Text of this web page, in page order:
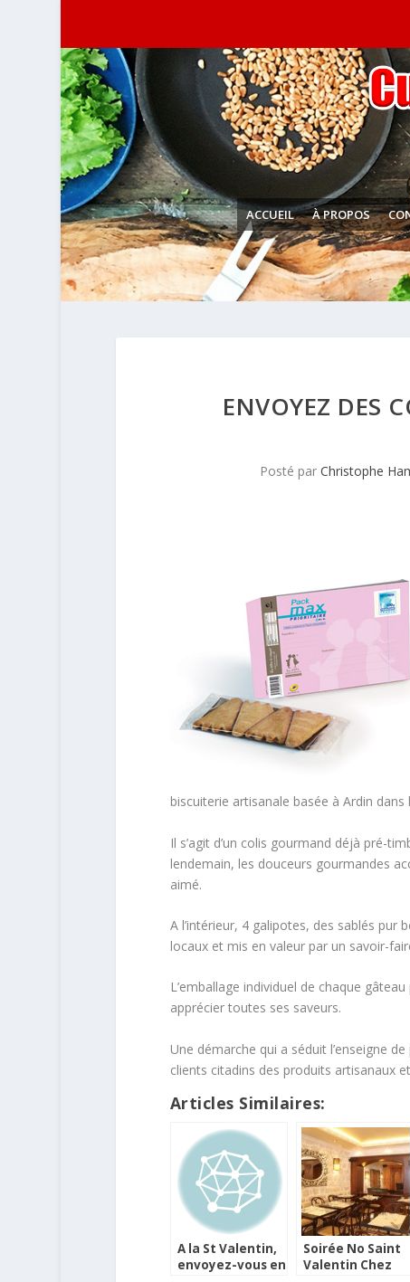
ACCUEIL À PROPOS
ENVOYEZ DES
Posté par Christophe
biscuiterie artisanale basée à Ardin
Il s’agit d’un colis gourmand déjà pré-
lendemain, les douceurs gourmandes
aimé.
A l’intérieur, 4 galipotes, des sablés pur
locaux et mis en valeur par un savoir-
L’emballage individuel de chaque
apprécier toutes ses saveurs.
Une démarche qui a séduit l’enseigne
clients citadins des produits artisanaux
Articles Similaires:
A la St Valentin,
envoyez-vous en
Soirée No Saint
Valentin Chez